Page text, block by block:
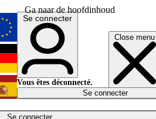
Ga naar de hoofdinhoud
Close menu
Se connecter
English
Deutsch
Español
Se connecter
Vous êtes déconnecté.
Se connecter